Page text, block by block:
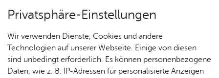
Dienst­leis­tun­gen A–Z
Privatsphäre-Einstellungen
Wir verwenden Dienste, Cookies und andere
Technologien auf unserer Webseite. Einige von diesen
sind unbedingt erforderlich. Es können personenbezogene
Daten, wie z. B. IP-Adressen für personalisierte Anzeigen